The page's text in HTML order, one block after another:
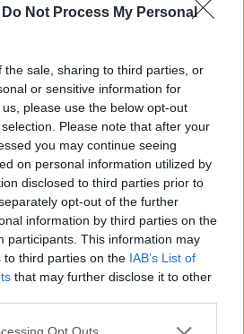
Do Not Process My Personal
the sale, sharing to third parties, or
or sensitive information for
please use the below opt-out
Please note that after your
you may continue seeing
on personal information utilized by
disclosed to third parties prior to
opt-out of the further
information by third parties on the
participants. This information may
to third parties on the IAB’s List of
that may further disclose it to other
Opt Outs
2026 19:57
τουρισμός: Στην Κρήτη από
ηπείρους, για τον γάμο των
τους!
2026 19:55
την εβδομάδα